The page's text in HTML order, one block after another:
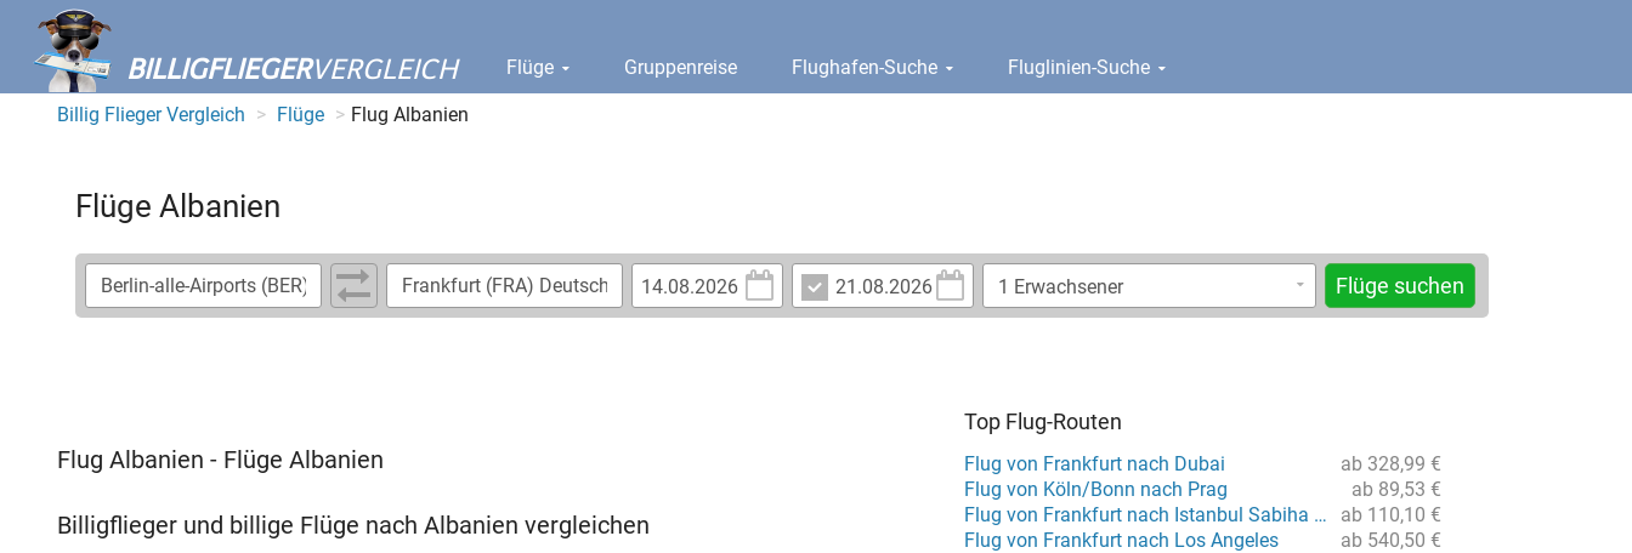
BILLIGFLIEGERVERGLEICH Flüge Gruppenreise Flughafen-Suche Fluglinien-Suche
Billig Flieger Vergleich Flüge Flug Albanien
Flüge Albanien
Flüge suchen
Flug Albanien - Flüge Albanien
Billigflieger und billige Flüge nach Albanien vergleichen
Top Flug-Routen
ab 328,99 €
Flug von Frankfurt nach Dubai
ab 89,53 €
Flug von Köln/Bonn nach Prag
ab 110,10 €
Flug von Frankfurt nach Istanbul Sabiha Gökcen
ab 540,50 €
Flug von Frankfurt nach Los Angeles